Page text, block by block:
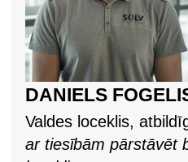
DANIELS
Valdes loceklis,
ar tiesībām pārstāvēt